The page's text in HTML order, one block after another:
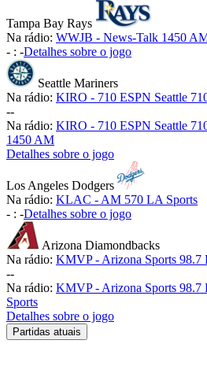
Tampa Bay Rays
Na rádio: WWJB - News-Talk 1450
- : -Detalhes sobre o jogo
Seattle Mariners
Na rádio: KIRO - 710 ESPN Seattle
--
Na rádio: KIRO - 710 ESPN Seattle
1450 AM
Detalhes sobre o jogo
Los Angeles Dodgers
Na rádio: KLAC - AM 570 LA Sports
- : -Detalhes sobre o jogo
Arizona Diamondbacks
Na rádio: KMVP - Arizona Sports 98.7
--
Na rádio: KMVP - Arizona Sports 98.7
Sports
Detalhes sobre o jogo
Partidas atuais